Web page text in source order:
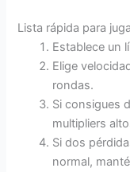
Lista rápida para
Establece un
Elige
rondas.
Si consigues
multipliers
Si dos
normal,